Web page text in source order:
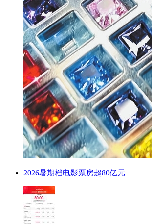
2026暑期档电影票房超80亿元